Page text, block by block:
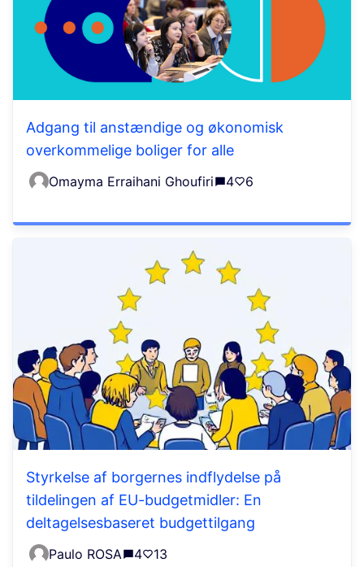
Adgang til anstændige og økonomisk
overkommelige boliger for alle
Omayma Erraihani Ghoufiri 4 6
Styrkelse af borgernes indflydelse på
tildelingen af EU-budgetmidler: En
deltagelsesbaseret budgettilgang
Paulo ROSA 4 13